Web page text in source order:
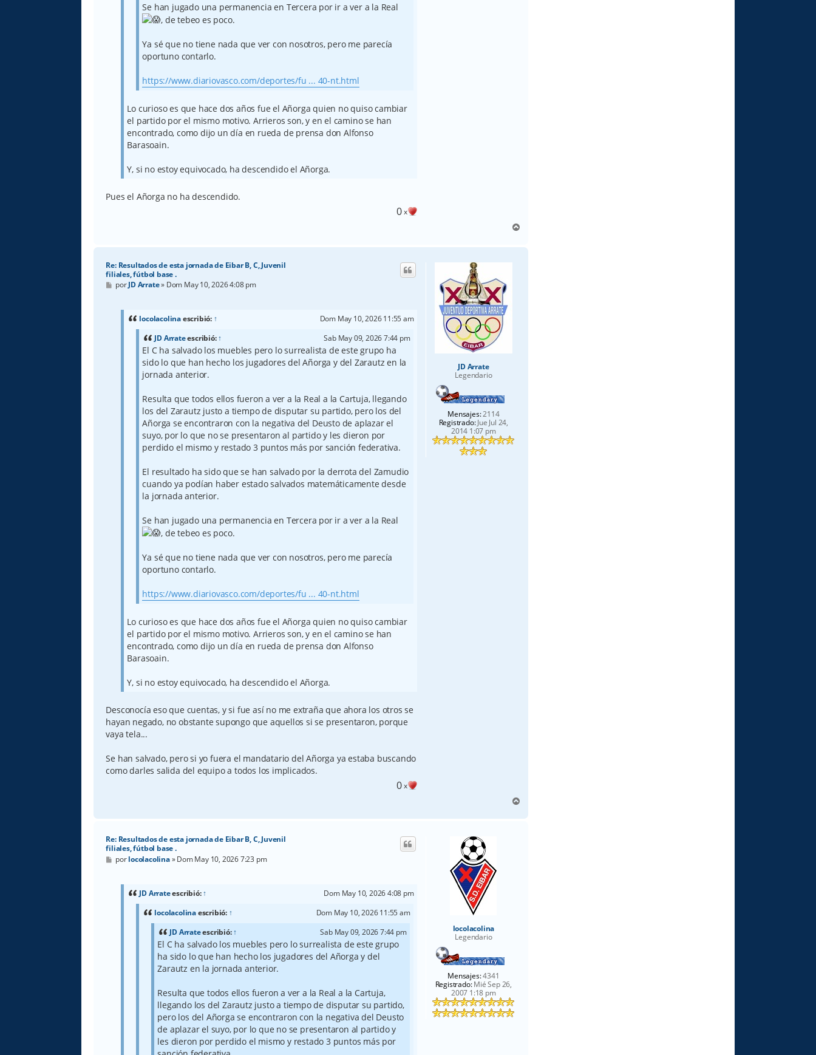
Se han jugado una permanencia en Tercera por ir a ver a la Real
, de tebeo es poco.
Ya sé que no tiene nada que ver con nosotros, pero me parecía
oportuno contarlo.
https://www.diariovasco.com/deportes/fu ... 40-nt.html
Lo curioso es que hace dos años fue el Añorga quien no quiso cambiar
el partido por el mismo motivo. Arrieros son, y en el camino se han
encontrado, como dijo un día en rueda de prensa don Alfonso
Barasoain.
Y, si no estoy equivocado, ha descendido el Añorga.
Pues el Añorga no ha descendido.
0x
r
JD Arrate
Legendario
Mensajes:2114
Registrado:Jue Jul 24,
2014 1:07 pm
Re: Resultados de esta jornada de Eibar B, C, Juvenil
filiales, fútbol base .
M
e
porJD Arrate» Dom May 10, 2026 4:08 pm
locolacolinaescribió: ↑
Dom May 10, 2026 11:55 am
JD Arrateescribió:↑ Sab May 09, 2026 7:44 pm
El C ha salvado los muebles pero lo surrealista de este grupo ha
sido lo que han hecho los jugadores del Añorga y del Zarautz en la
jornada anterior.
Resulta que todos ellos fueron a ver a la Real a la Cartuja, llegando
los del Zarautz justo a tiempo de disputar su partido, pero los del
Añorga se encontraron con la negativa del Deusto de aplazar el
suyo, por lo que no se presentaron al partido y les dieron por
perdido el mismo y restado 3 puntos más por sanción federativa.
El resultado ha sido que se han salvado por la derrota del Zamudio
cuando ya podían haber estado salvados matemáticamente desde
la jornada anterior.
Se han jugado una permanencia en Tercera por ir a ver a la Real
, de tebeo es poco.
Ya sé que no tiene nada que ver con nosotros, pero me parecía
oportuno contarlo.
https://www.diariovasco.com/deportes/fu ... 40-nt.html
Lo curioso es que hace dos años fue el Añorga quien no quiso cambiar
el partido por el mismo motivo. Arrieros son, y en el camino se han
encontrado, como dijo un día en rueda de prensa don Alfonso
Barasoain.
Y, si no estoy equivocado, ha descendido el Añorga.
Desconocía eso que cuentas, y si fue así no me extraña que ahora los otros se
hayan negado, no obstante supongo que aquellos si se presentaron, porque
vaya tela...
Se han salvado, pero si yo fuera el mandatario del Añorga ya estaba buscando
como darles salida del equipo a todos los implicados.
0x
r
locolacolina
Legendario
Mensajes:4341
Registrado:Mié Sep 26,
2007 1:18 pm
Re: Resultados de esta jornada de Eibar B, C, Juvenil
filiales, fútbol base .
M
e
porlocolacolina»Dom May 10, 2026 7:23 pm
JD Arrateescribió:↑
Dom May 10, 2026 4:08 pm
locolacolinaescribió: ↑
Dom May 10, 2026 11:55 am
JD Arrateescribió:↑ Sab May 09, 2026 7:44 pm
El C ha salvado los muebles pero lo surrealista de este grupo
ha sido lo que han hecho los jugadores del Añorga y del
Zarautz en la jornada anterior.
Resulta que todos ellos fueron a ver a la Real a la Cartuja,
llegando los del Zarautz justo a tiempo de disputar su partido,
pero los del Añorga se encontraron con la negativa del Deusto
de aplazar el suyo, por lo que no se presentaron al partido y
les dieron por perdido el mismo y restado 3 puntos más por